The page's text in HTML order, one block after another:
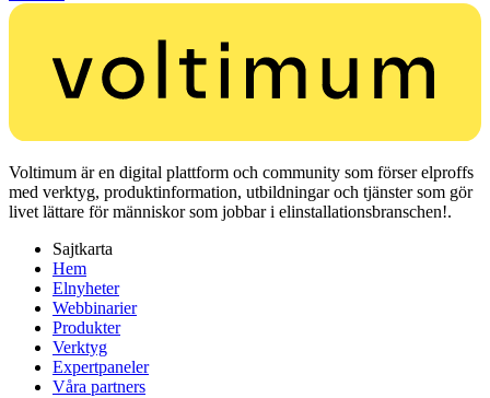
Voltimum är en digital plattform och community som förser elproffs
med verktyg, produktinformation, utbildningar och tjänster som gör
livet lättare för människor som jobbar i elinstallationsbranschen!.
Sajtkarta
Hem
Elnyheter
Webbinarier
Produkter
Verktyg
Expertpaneler
Våra partners